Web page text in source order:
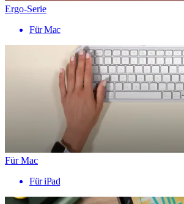
Ergo-Serie
Für Mac
Für Mac
Für iPad